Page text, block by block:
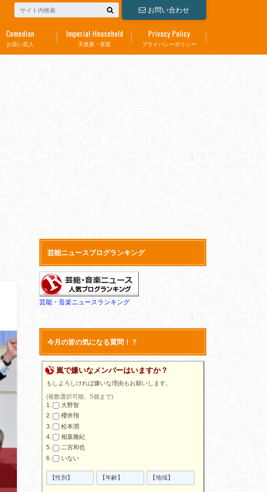
お問い合わせ
お笑い芸人
Comedian
天皇家・皇室
Imperial Household
プライバシーポリシー
Privacy Policy
芸能ニュースブログランキング
芸能・音楽ニュースランキング
今月の皆の気になる質問！？
嵐で嫌いなメンバーはいますか？
もしよろしければ嫌いな理由もお願いします。
(複数選択可能、5個まで)
大野智
櫻井翔
松本潤
相葉雅紀
二宮和也
いない